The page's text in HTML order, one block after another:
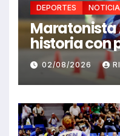
DEPORTES
Maratonista
historia con
en Juegos
2026
02/08/2026